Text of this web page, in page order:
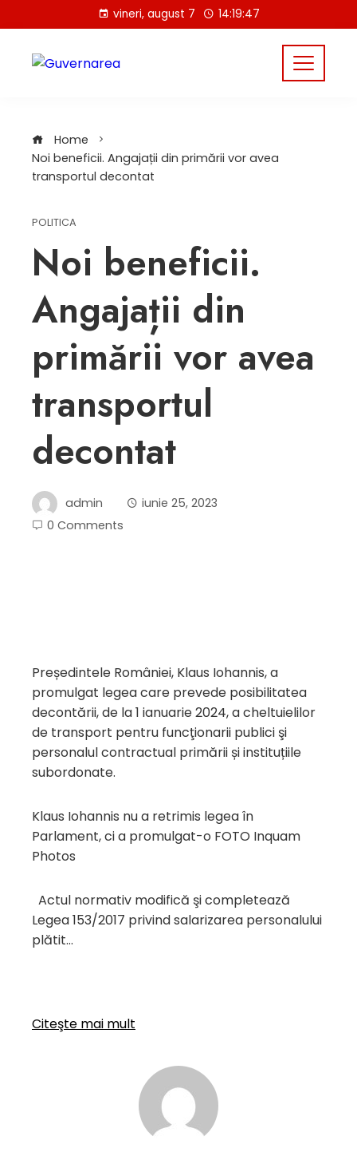
to
content
vineri, august 7 14:19:48
Home
Noi beneficii. Angajații din primării vor avea
transportul decontat
POLITICA
Noi beneficii.
Angajații din
primării vor avea
transportul
decontat
admin
iunie 25, 2023
0 Comments
Președintele României, Klaus Iohannis, a
promulgat legea care prevede posibilitatea
decontării, de la 1 ianuarie 2024, a cheltuielilor
de transport pentru funcţionarii publici şi
personalul contractual primării și instituțiile
subordonate.
Klaus Iohannis nu a retrimis legea în
Parlament, ci a promulgat-o FOTO Inquam
Photos
Actul normativ modifică şi completează
Legea 153/2017 privind salarizarea personalului
plătit…
Citeşte mai mult